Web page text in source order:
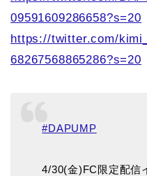
09591609286658?s=20
https://twitter.com/
68267568865286?s=20
#DAPUMP
4/30(金)FC限定配信